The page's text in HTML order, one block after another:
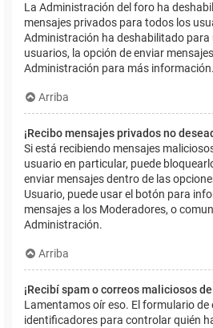
La Administración del foro ha
mensajes privados para todos los
Administración ha deshabilitado para
usuarios, la opción de enviar
Administración para más información.
Arriba
¡Recibo mensajes privados no
Si está recibiendo mensajes
usuario en particular, puede
enviar mensajes dentro de las
Usuario, puede usar el botón para
mensajes a los Moderadores, o
Administración.
Arriba
¡Recibí spam o correos maliciosos
Lamentamos oír eso. El formulario de
identificadores para controlar quién